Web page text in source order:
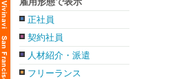
正社員
契約社員
人材紹介・派遣
フリーランス